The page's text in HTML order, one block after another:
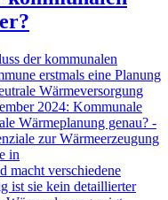
der kommunalen
erstmals eine Planung
Wärmeversorgung
2024: Kommunale
Wärmeplanung genau? -
zur Wärmeerzeugung
in
macht verschiedene
ist sie kein detaillierter